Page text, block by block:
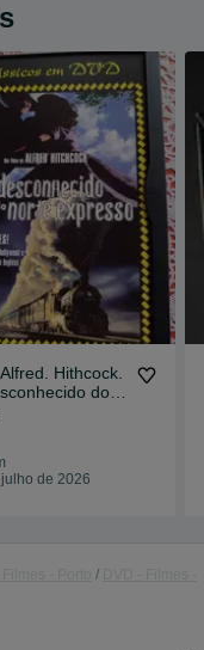
do
Expresso
de 2026